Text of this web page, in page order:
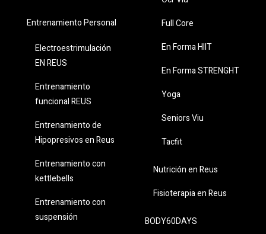
Entrenamiento Personal
Electroestrimulación
EN REUS
Entrenamiento
funcional REUS
Entrenamiento de
Hipopresivos en Reus
Entrenamiento con
kettlebells
Entrenamiento con
suspensión
Full Core
En Forma HIIT
En Forma STRENGHT
Yoga
Seniors Viu
Tacfit
Nutrición en Reus
Fisioterapia en Reus
BODY60DAYS